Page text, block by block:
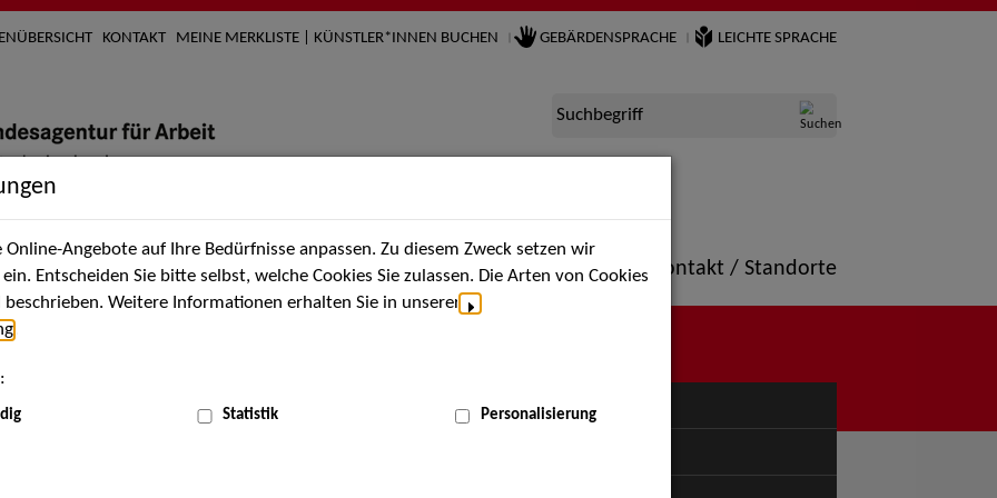
KONTAKT MEINE MERKLISTE | KÜNSTLER*INNEN BUCHEN GEBÄRDENSPRACHE LEICHTE SPRACHE
Suchbegriff
Künstler*innen Über uns Aktuelles Termine Portfolio Kontakt / Standorte
MENÜ
Angebote auf Ihre Bedürfnisse anpassen. Zu diesem Zweck setzen wir
Entscheiden Sie bitte selbst, welche Cookies Sie zulassen. Die Arten von Cookies
Weitere Informationen erhalten Sie in unserer
Statistik Personalisierung